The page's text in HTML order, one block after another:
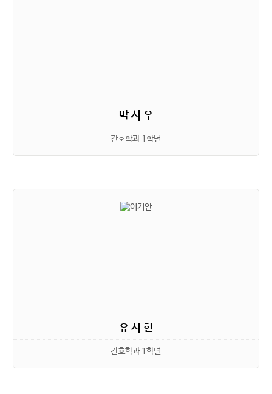
박 시 우
간호학과 1학년
유 시 현
간호학과 1학년